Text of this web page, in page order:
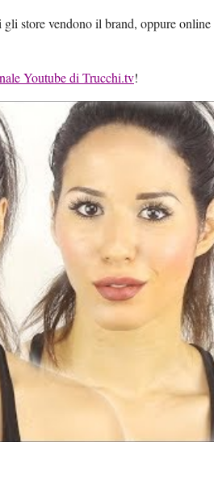
store vendono il brand, oppure online
Youtube di Trucchi.tv!